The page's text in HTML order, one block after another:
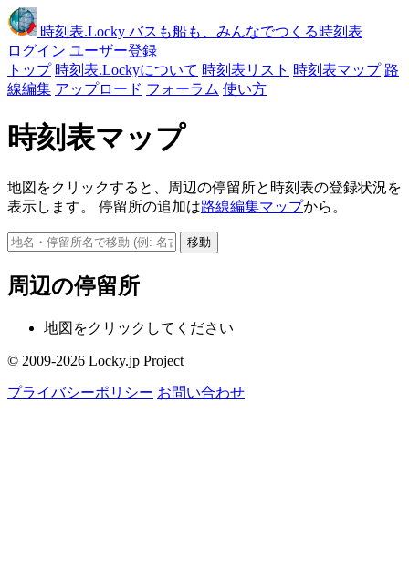
時刻表.Locky バスも船も、みんなでつくる時刻表
ログイン ユーザー登録
トップ 時刻表.Lockyについて 時刻表リスト 時刻表マップ 路
線編集 アップロード フォーラム 使い方
時刻表マップ
地図をクリックすると、周辺の停留所と時刻表の登録状況を
表示します。 停留所の追加は路線編集マップから。
移動
周辺の停留所
地図をクリックしてください
© 2009-2026 Locky.jp Project
プライバシーポリシー お問い合わせ